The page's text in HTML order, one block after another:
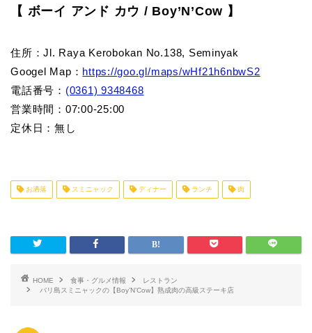
【 ボーイ アンド カウ / Boy’N’Cow 】
住所：Jl. Raya Kerobokan No.138, Seminyak
Googel Map： https://goo.gl/maps/wHf21h6nbwS2
電話番号： (0361) 9348468
営業時間：07:00-25:00
定休日：無し
お洒落 スミニャック ディナー ランチ 肉
HOME 食事・グルメ情報
レストラン
バリ島スミニャックの【Boy’N’Cow】熟成肉の高級ステーキ店